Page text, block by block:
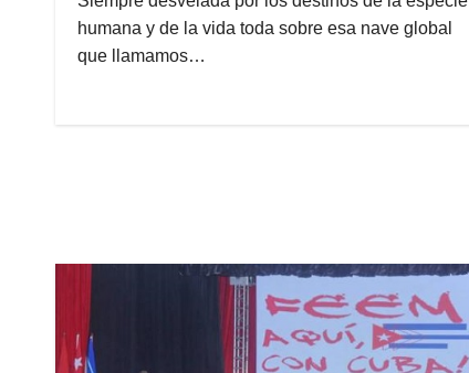
humana y de la vida toda sobre esa nave global
que llamamos…